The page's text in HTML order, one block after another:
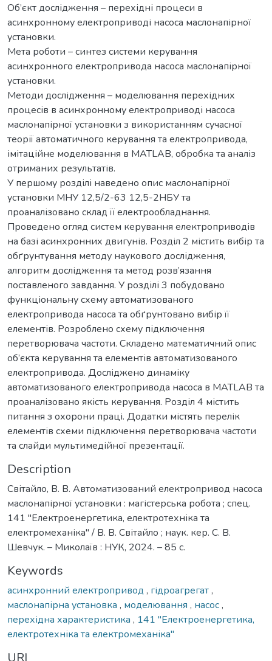
Об’єкт дослідження – перехідні процеси в
асинхронному електроприводі насоса маслонапірної
установки.
Мета роботи – синтез системи керування
асинхронного електропривода насоса маслонапірної
установки.
Методи дослідження – моделювання перехідних
процесів в асинхронному електроприводі насоса
маслонапірної установки з використанням сучасної
теорії автоматичного керування та електропривода,
імітаційне моделювання в MATLAB, обробка та аналіз
отриманих результатів.
У першому розділі наведено опис маслонапірної
установки МНУ 12,5/2-63 12,5-2НБУ та
проаналізовано склад її електрообладнання.
Проведено огляд систем керування електроприводів
на базі асинхронних двигунів. Розділ 2 містить вибір та
обґрунтування методу наукового дослідження,
алгоритм дослідження та метод розв’язання
поставленого завдання. У розділі 3 побудовано
функціональну схему автоматизованого
електропривода насоса та обґрунтовано вибір її
елементів. Розроблено схему підключення
перетворювача частоти. Складено математичний опис
об’єкта керування та елементів автоматизованого
електропривода. Досліджено динаміку
автоматизованого електропривода насоса в MATLAB та
проаналізовано якість керування. Розділ 4 містить
питання з охорони праці. Додатки містять перелік
елементів схеми підключення перетворювача частоти
Description
Світайло, В. В. Автоматизований електропривод насоса
маслонапірної установки : магістерська робота ; спец.
141 ''Електроенергетика, електротехніка та
електромеханіка'' / В. В. Світайло ; наук. кер. С. В.
Шевчук. – Миколаїв : НУК, 2024. – 85 с.
Keywords
асинхронний електропривод , гідроагрегат,
маслонапірна установка , моделювання , насос,
перехідна характеристика , 141 ''Електроенергетика,
електротехніка та електромеханіка''
URI